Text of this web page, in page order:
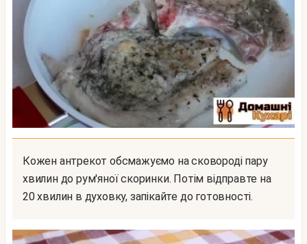
Кожен антрекот обсмажуємо на сковороді пару
хвилин до рум'яної скоринки. Потім відправте на
20 хвилин в духовку, запікайте до готовності.